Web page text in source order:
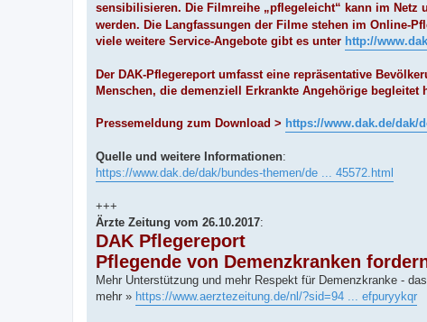
sensibilisieren. Die Filmreihe „pflegeleicht“ kann im Netz
werden. Die Langfassungen der Filme stehen im Online-
viele weitere Service-Angebote gibt es unter http://
Der DAK-Pflegereport umfasst eine repräsentative
Menschen, die demenziell Erkrankte Angehörige
Pressemeldung zum Download > https://www.dak.de/dak/
Quelle und weitere Informationen:
https://www.dak.de/dak/bundes-themen/de ... 45572.html
+++
Ärzte Zeitung vom 26.10.2017:
DAK Pflegereport
Pflegende von Demenzkranken
Mehr Unterstützung und mehr Respekt für Demenzkranke -
mehr » https://www.aerztezeitung.de/nl/?sid=94 ... efpuryykqr